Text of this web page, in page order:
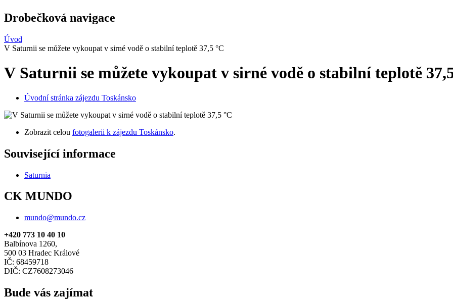
Drobečková navigace
Úvod
V Saturnii se můžete vykoupat v sirné vodě o stabilní teplotě 37,5 °C
V Saturnii se můžete vykoupat v sirné vodě o stabilní teplotě
Úvodní stránka zájezdu Toskánsko
Zobrazit celou fotogalerii k zájezdu Toskánsko.
Související informace
Saturnia
CK MUNDO
mundo@mundo.cz
+420 773 10 40 10
Balbínova 1260,
500 03 Hradec Králové
IČ: 68459718
DIČ: CZ7608273046
Bude vás zajímat